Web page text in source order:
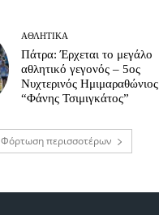
ΑΘΛΗΤΙΚΆ
Πάτρα: Έρχεται το μεγάλο
αθλητικό γεγονός – 5ος
Νυχτερινός Ημιμαραθώνιος
“Φάνης Τσιμιγκάτος”
Φόρτωση περισσοτέρων